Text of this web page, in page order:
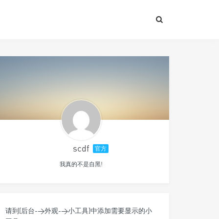
scdf 官方
我真的不是自黑!
请到[后台->外观->小工具]中添加需要显示的小